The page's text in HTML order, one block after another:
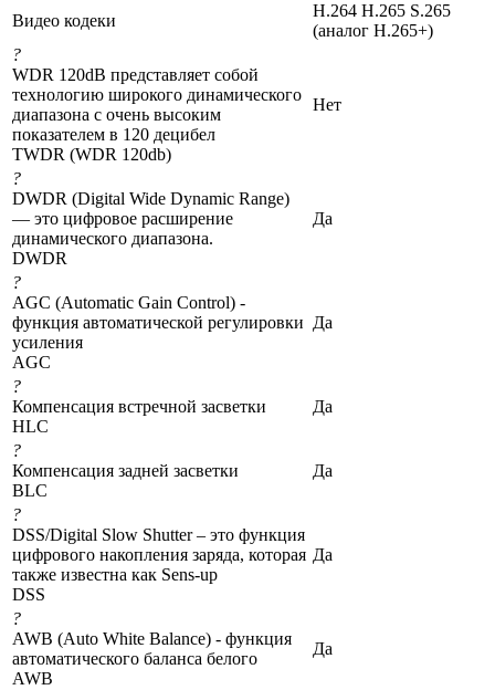
Видео кодеки
H.264 H.265 S.265
(аналог H.265+)
?
WDR 120dB представляет собой
технологию широкого динамического
диапазона с очень высоким
показателем в 120 децибел
TWDR (WDR 120db)
Нет
?
DWDR (Digital Wide Dynamic Range)
— это цифровое расширение
динамического диапазона.
DWDR
Да
?
AGC (Automatic Gain Control) -
функция автоматической регулировки
усиления
AGC
Да
?
Компенсация встречной засветки
HLC
Да
?
Компенсация задней засветки
BLC
Да
?
DSS/Digital Slow Shutter – это функция
цифрового накопления заряда, которая
также известна как Sens-up
DSS
Да
?
AWB (Auto White Balance) - функция
автоматического баланса белого
AWB
Да